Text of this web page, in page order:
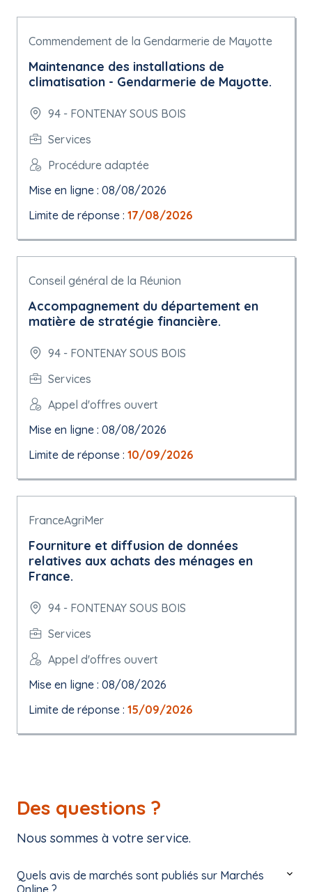
Commendement de la Gendarmerie de Mayotte
Maintenance des installations de
climatisation - Gendarmerie de Mayotte.
94 - FONTENAY SOUS BOIS
Services
Procédure adaptée
Mise en ligne : 08/08/2026
Limite de réponse : 17/08/2026
Conseil général de la Réunion
Accompagnement du département en
matière de stratégie financière.
94 - FONTENAY SOUS BOIS
Services
Appel d'offres ouvert
Mise en ligne : 08/08/2026
Limite de réponse : 10/09/2026
FranceAgriMer
Fourniture et diffusion de données
relatives aux achats des ménages en
France.
94 - FONTENAY SOUS BOIS
Services
Appel d'offres ouvert
Mise en ligne : 08/08/2026
Limite de réponse : 15/09/2026
Des questions ?
Nous sommes à votre service.
Quels avis de marchés sont publiés sur Marchés
Online ?